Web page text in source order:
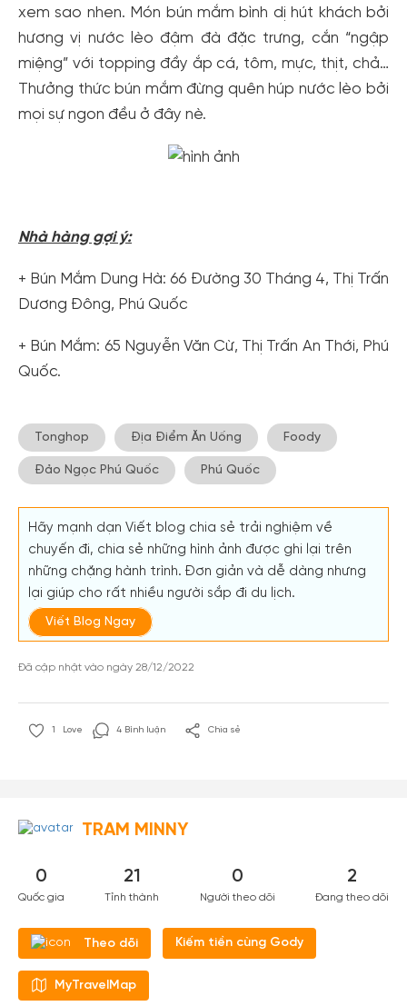
xem sao nhen. Món bún mắm bình dị hút khách bởi
hương vị nước lèo đậm đà đặc trưng, cắn “ngập
miệng” với topping đầy ắp cá, tôm, mực, thịt, chả…
Thưởng thức bún mắm đừng quên húp nước lèo bởi
mọi sự ngon đều ở đây nè.
Nhà hàng gợi ý:
+ Bún Mắm Dung Hà: 66 Đường 30 Tháng 4, Thị Trấn
Dương Đông, Phú Quốc
+ Bún Mắm: 65 Nguyễn Văn Cừ, Thị Trấn An Thới, Phú
Quốc.
Tonghop Địa Điểm Ăn Uống Foody
Đảo Ngọc Phú Quốc Phú Quốc
Hãy mạnh dạn Viết blog chia sẻ trải nghiệm về
chuyến đi, chia sẻ những hình ảnh được ghi lại trên
những chặng hành trình. Đơn giản và dễ dàng nhưng
lại giúp cho rất nhiều người sắp đi du lịch.
Viết Blog Ngay
Đã cập nhật vào ngày 28/12/2022
1 Love 4 Bình luận Chia sẻ
TRAM MINNY
0
Quốc gia
21
Tỉnh thành
0
Người theo dõi
2
Đang theo dõi
Theo dõi Kiếm tiền cùng Gody
MyTravelMap